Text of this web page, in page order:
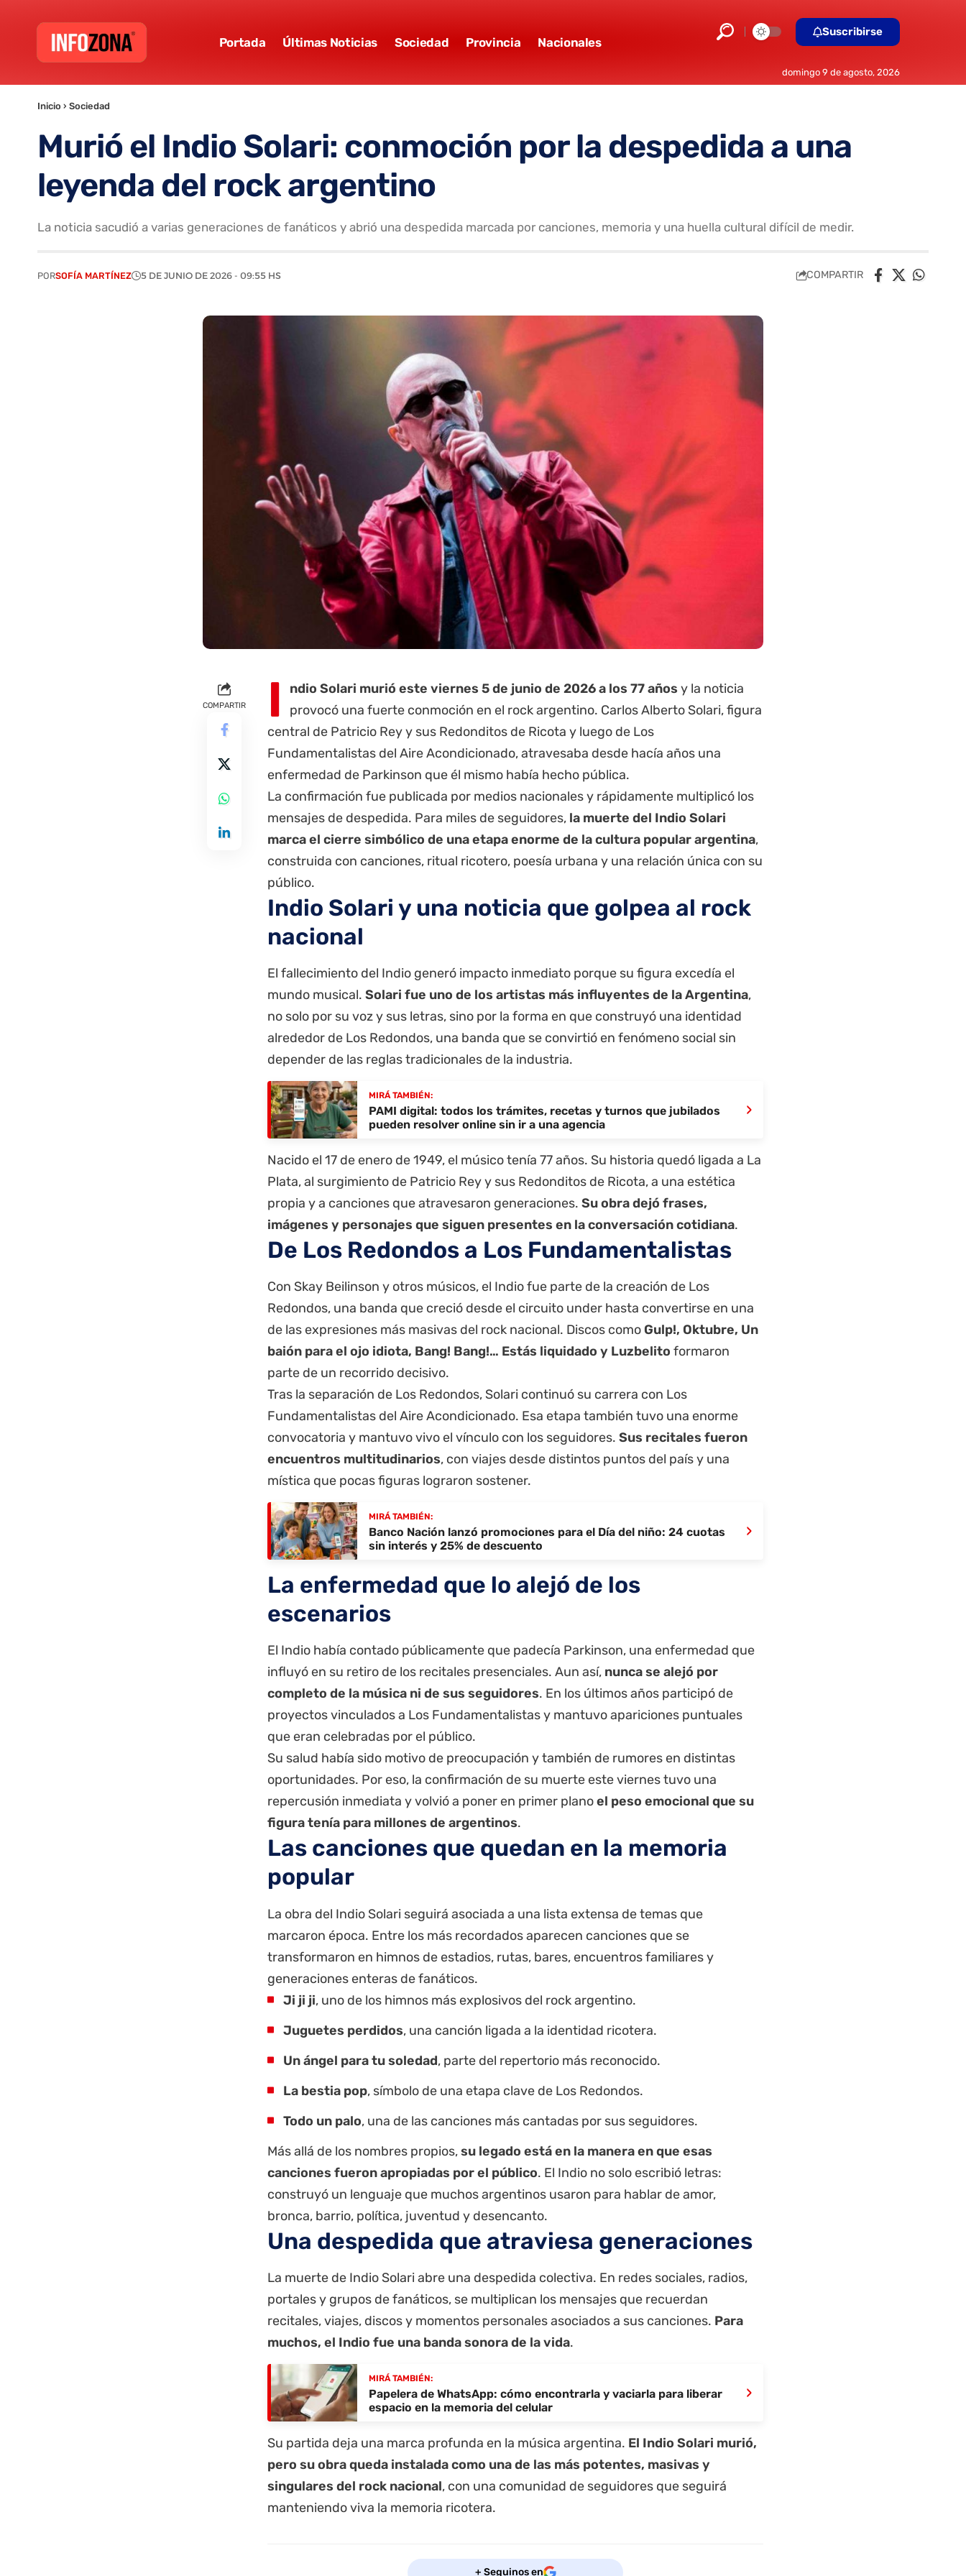
Portada Últimas Noticias Sociedad Provincia Nacionales
Suscribirse
domingo 9 de agosto, 2026
Inicio › Sociedad
Murió el Indio Solari: conmoción por la despedida a una
leyenda del rock argentino
La noticia sacudió a varias generaciones de fanáticos y abrió una despedida marcada por canciones, memoria y una huella cultural difícil de medir.
PORSOFÍA MARTÍNEZ 5 DE JUNIO DE 2026 - 09:55 HS COMPARTIR
COMPARTIR I ndio Solari murió este viernes 5 de junio de 2026 a los 77 años y la noticia
provocó una fuerte conmoción en el rock argentino. Carlos Alberto Solari, figura
central de Patricio Rey y sus Redonditos de Ricota y luego de Los
Fundamentalistas del Aire Acondicionado, atravesaba desde hacía años una
enfermedad de Parkinson que él mismo había hecho pública.
La confirmación fue publicada por medios nacionales y rápidamente multiplicó los
mensajes de despedida. Para miles de seguidores, la muerte del Indio Solari
marca el cierre simbólico de una etapa enorme de la cultura popular argentina,
construida con canciones, ritual ricotero, poesía urbana y una relación única con su
público.
Indio Solari y una noticia que golpea al rock
nacional
El fallecimiento del Indio generó impacto inmediato porque su figura excedía el
mundo musical. Solari fue uno de los artistas más influyentes de la Argentina,
no solo por su voz y sus letras, sino por la forma en que construyó una identidad
alrededor de Los Redondos, una banda que se convirtió en fenómeno social sin
depender de las reglas tradicionales de la industria.
MIRÁ TAMBIÉN:
PAMI digital: todos los trámites, recetas y turnos que jubilados
pueden resolver online sin ir a una agencia
›
Nacido el 17 de enero de 1949, el músico tenía 77 años. Su historia quedó ligada a La
Plata, al surgimiento de Patricio Rey y sus Redonditos de Ricota, a una estética
propia y a canciones que atravesaron generaciones. Su obra dejó frases,
imágenes y personajes que siguen presentes en la conversación cotidiana.
De Los Redondos a Los Fundamentalistas
Con Skay Beilinson y otros músicos, el Indio fue parte de la creación de Los
Redondos, una banda que creció desde el circuito under hasta convertirse en una
de las expresiones más masivas del rock nacional. Discos como Gulp!, Oktubre, Un
baión para el ojo idiota, Bang! Bang!… Estás liquidado y Luzbelito formaron
parte de un recorrido decisivo.
Tras la separación de Los Redondos, Solari continuó su carrera con Los
Fundamentalistas del Aire Acondicionado. Esa etapa también tuvo una enorme
convocatoria y mantuvo vivo el vínculo con los seguidores. Sus recitales fueron
encuentros multitudinarios, con viajes desde distintos puntos del país y una
mística que pocas figuras lograron sostener.
MIRÁ TAMBIÉN:
Banco Nación lanzó promociones para el Día del niño: 24 cuotas
sin interés y 25% de descuento
›
La enfermedad que lo alejó de los
escenarios
El Indio había contado públicamente que padecía Parkinson, una enfermedad que
influyó en su retiro de los recitales presenciales. Aun así, nunca se alejó por
completo de la música ni de sus seguidores. En los últimos años participó de
proyectos vinculados a Los Fundamentalistas y mantuvo apariciones puntuales
que eran celebradas por el público.
Su salud había sido motivo de preocupación y también de rumores en distintas
oportunidades. Por eso, la confirmación de su muerte este viernes tuvo una
repercusión inmediata y volvió a poner en primer planoel peso emocional que su
figura tenía para millones de argentinos.
Las canciones que quedan en la memoria
popular
La obra del Indio Solari seguirá asociada a una lista extensa de temas que
marcaron época. Entre los más recordados aparecen canciones que se
transformaron en himnos de estadios, rutas, bares, encuentros familiares y
generaciones enteras de fanáticos.
Ji ji ji, uno de los himnos más explosivos del rock argentino.
Juguetes perdidos, una canción ligada a la identidad ricotera.
Un ángel para tu soledad, parte del repertorio más reconocido.
La bestia pop, símbolo de una etapa clave de Los Redondos.
Todo un palo, una de las canciones más cantadas por sus seguidores.
Más allá de los nombres propios,su legado está en la manera en que esas
canciones fueron apropiadas por el público. El Indio no solo escribió letras:
construyó un lenguaje que muchos argentinos usaron para hablar de amor,
bronca, barrio, política, juventud y desencanto.
Una despedida que atraviesa generaciones
La muerte de Indio Solari abre una despedida colectiva. En redes sociales, radios,
portales y grupos de fanáticos, se multiplican los mensajes que recuerdan
recitales, viajes, discos y momentos personales asociados a sus canciones. Para
muchos, el Indio fue una banda sonora de la vida.
MIRÁ TAMBIÉN:
Papelera de WhatsApp: cómo encontrarla y vaciarla para liberar
espacio en la memoria del celular
›
Su partida deja una marca profunda en la música argentina. El Indio Solari murió,
pero su obra queda instalada como una de las más potentes, masivas y
singulares del rock nacional, con una comunidad de seguidores que seguirá
manteniendo viva la memoria ricotera.
+ Seguinos en